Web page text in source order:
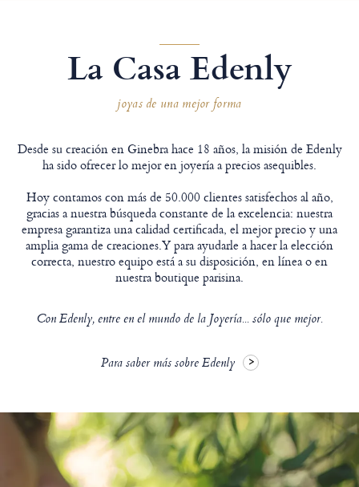
La Casa Edenly
joyas de una mejor forma
Desde su creación en Ginebra hace 18 años, la misión de Edenly
ha sido ofrecer lo mejor en joyería a precios asequibles.
Hoy contamos con más de 50.000 clientes satisfechos al año,
gracias a nuestra búsqueda constante de la excelencia: nuestra
empresa garantiza una calidad certificada, el mejor precio y una
amplia gama de creaciones.Y para ayudarle a hacer la elección
correcta, nuestro equipo está a su disposición, en línea o en
nuestra boutique parisina.
Con Edenly, entre en el mundo de la Joyería... sólo que mejor.
Para saber más sobre Edenly